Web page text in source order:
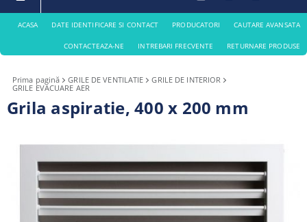
ACASA DATE IDENTIFICARE SI CONTACT PRODUCATORI CAUTARE AVANSATA
CONTACTEAZA-NE INTREBARI FRECVENTE RETURNARE PRODUSE
Prima pagină GRILE DE VENTILATIE
GRILE DE INTERIOR
GRILE EVACUARE AER
Grila aspiratie, 400 x 200 mm